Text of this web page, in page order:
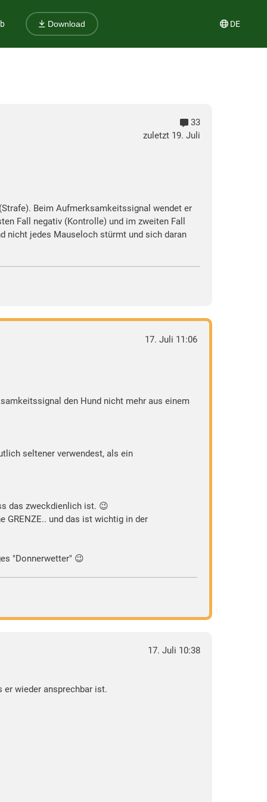
Download DE
33
zuletzt 19. Juli
Beim Aufmerksamkeitssignal wendet er
Fall negativ (Kontrolle) und im zweiten Fall
nicht jedes Mauseloch stürmt und sich daran
17. Juli 11:06
den Hund nicht mehr aus einem
seltener verwendest, als ein
das zweckdienlich ist. 😉
GRENZE.. und das ist wichtig in der
"Donnerwetter" 😉
17. Juli 10:38
er wieder ansprechbar ist.